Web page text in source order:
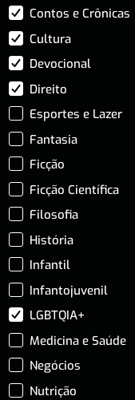
Contos e Crônicas
Cultura
Devocional
Direito
Esportes e Lazer
Fantasia
Ficção
Ficção Científica
Filosofia
História
Infantil
Infantojuvenil
LGBTQIA+
Medicina e Saúde
Negócios
Nutrição